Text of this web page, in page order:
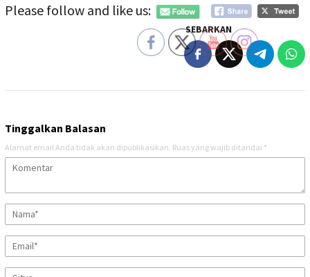
Please follow and like us:
SEBARKAN
Tinggalkan Balasan
Alamat email Anda tidak akan dipublikasikan. Ruas yang wajib ditandai *